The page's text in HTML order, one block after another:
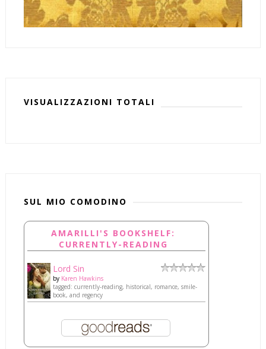
VISUALIZZAZIONI TOTALI
SUL MIO COMODINO
AMARILLI'S BOOKSHELF:
CURRENTLY-READING
Lord Sin
by Karen Hawkins
tagged: currently-reading, historical, romance, smile-
book, and regency